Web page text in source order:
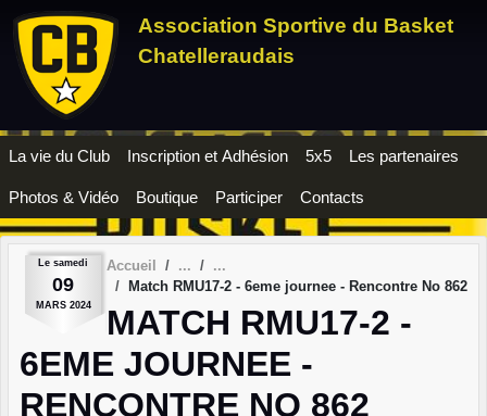
Association Sportive du Basket
Chatelleraudais
La vie du Club Inscription et Adhésion 5x5 Les partenaires
Photos & Vidéo Boutique Participer Contacts
Le samedi
09
MARS 2024
Accueil
Match RMU17-2 - 6eme journee - Rencontre No 862
MATCH RMU17-2 -
6EME JOURNEE -
RENCONTRE NO 862
Panneau de gestion des cookies